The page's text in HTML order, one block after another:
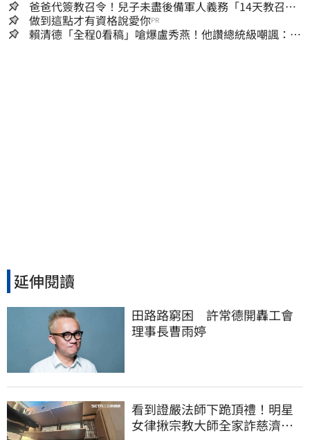
算被砍960萬
爸爸代簽教召令！兒子未盡後備軍人義務「14天教召不
去」換3個月刑期
做到這點才有資格說愛你PR
賴清德「全程0看稿」嗆爆盧秀燕！他讚總統級嘲諷：把
延伸閱讀
田路路窮困　許常德開轟工會
理事長曹雨婷
看到證嚴法師下跪頂禮！明星
女律揪宗教大師全家詐慈濟…